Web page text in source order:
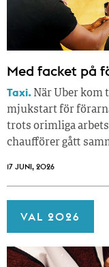
Med facket på
Taxi. När Uber kom
mjukstart för
trots orimliga
chaufförer gått
17 JUNI, 2026
VAL 2026